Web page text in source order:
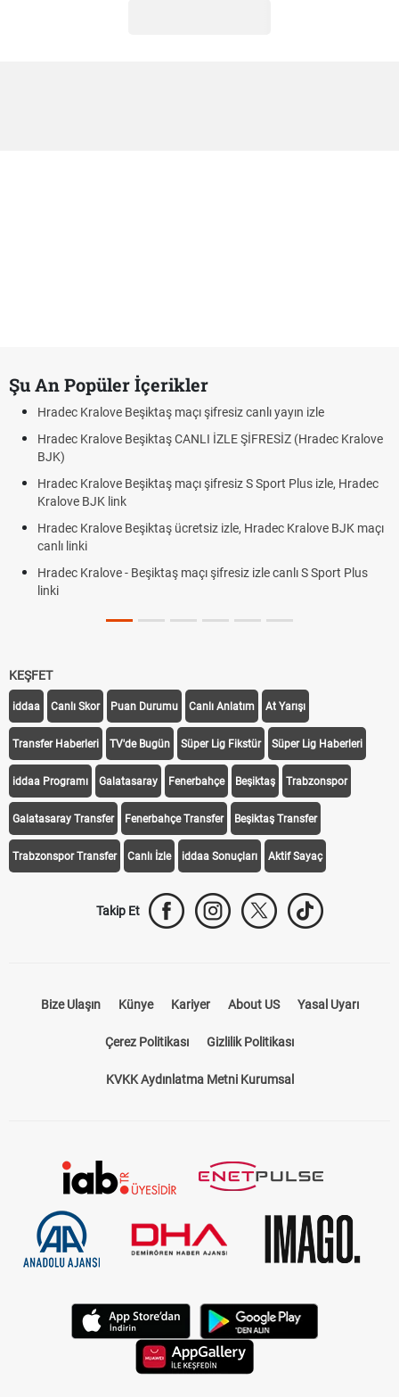
Şu An Popüler İçerikler
Hradec Kralove Beşiktaş maçı şifresiz canlı yayın izle
Hradec Kralove Beşiktaş CANLI İZLE ŞİFRESİZ (Hradec Kralove
BJK)
Hradec Kralove Beşiktaş maçı şifresiz S Sport Plus izle, Hradec
Kralove BJK link
Hradec Kralove Beşiktaş ücretsiz izle, Hradec Kralove BJK maçı
canlı linki
Hradec Kralove - Beşiktaş maçı şifresiz izle canlı S Sport Plus
linki
KEŞFET
iddaa Canlı Skor Puan Durumu Canlı Anlatım At Yarışı
Transfer Haberleri TV'de Bugün Süper Lig Fikstür Süper Lig Haberleri
iddaa Programı Galatasaray Fenerbahçe Beşiktaş Trabzonspor
Galatasaray Transfer Fenerbahçe Transfer Beşiktaş Transfer
Trabzonspor Transfer Canlı İzle iddaa Sonuçları Aktif Sayaç
Takip Et
Bize Ulaşın Künye Kariyer About US Yasal Uyarı
Çerez Politikası Gizlilik Politikası
KVKK Aydınlatma Metni Kurumsal